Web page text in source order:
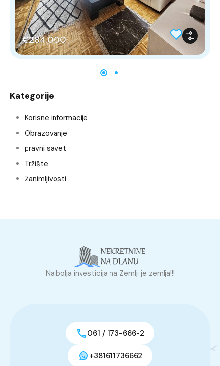
€284.000
Kategorije
Korisne informacije
Obrazovanje
pravni savet
Tržište
Zanimljivosti
Najbolja investicija na Zemlji je zemlja!!!
061 / 173-666-2
+381611736662